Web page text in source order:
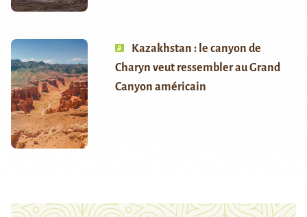
Kazakhstan : le canyon de
Charyn veut ressembler au Grand
Canyon américain